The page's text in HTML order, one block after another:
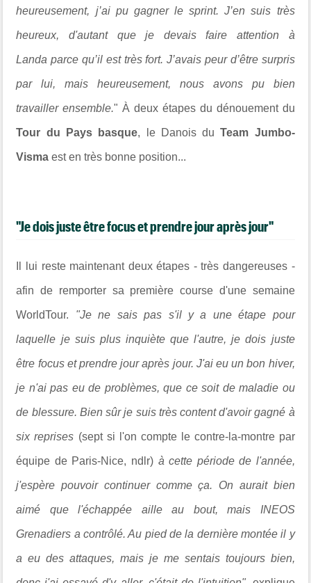
heureusement, j’ai pu gagner le sprint. J’en suis très
heureux, d'autant que je devais faire attention à
Landaparce qu’il est très fort. J’avais peur d’être surpris
par lui, mais heureusement, nous avons pu bien
travailler ensemble."À deux étapes du dénouement du
Tour du Pays basque, le Danois duTeam Jumbo-
Visma est en très bonne position...
"Je dois juste être focus et prendre jour après jour"
Il lui reste maintenant deux étapes - très dangereuses -
afin de remporter sa première course d'une semaine
WorldTour. "Je ne sais pas s'il y a une étape pour
laquelle je suis plus inquiète que l'autre, je dois juste
être focus et prendre jour après jour. J'ai eu un bon hiver,
je n'ai pas eu de problèmes, que ce soit de maladie ou
de blessure. Bien sûr je suis très content d'avoir gagné à
six reprises (sept si l'on compte le contre-la-montre par
équipe de Paris-Nice, ndlr) à cette période de l'année,
j'espère pouvoir continuer comme ça. On aurait bien
aimé que l'échappée aille au bout, mais INEOS
Grenadiers a contrôlé. Au pied de la dernière montée il y
a eu des attaques, mais je me sentais toujours bien,